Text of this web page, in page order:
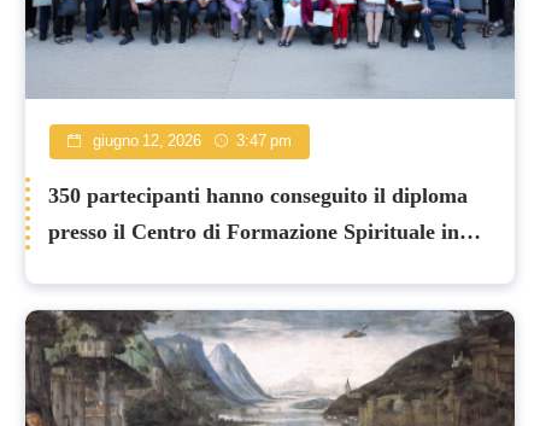
giugno 12, 2026 3:47 pm
350 partecipanti hanno conseguito il diploma
presso il Centro di Formazione Spirituale in